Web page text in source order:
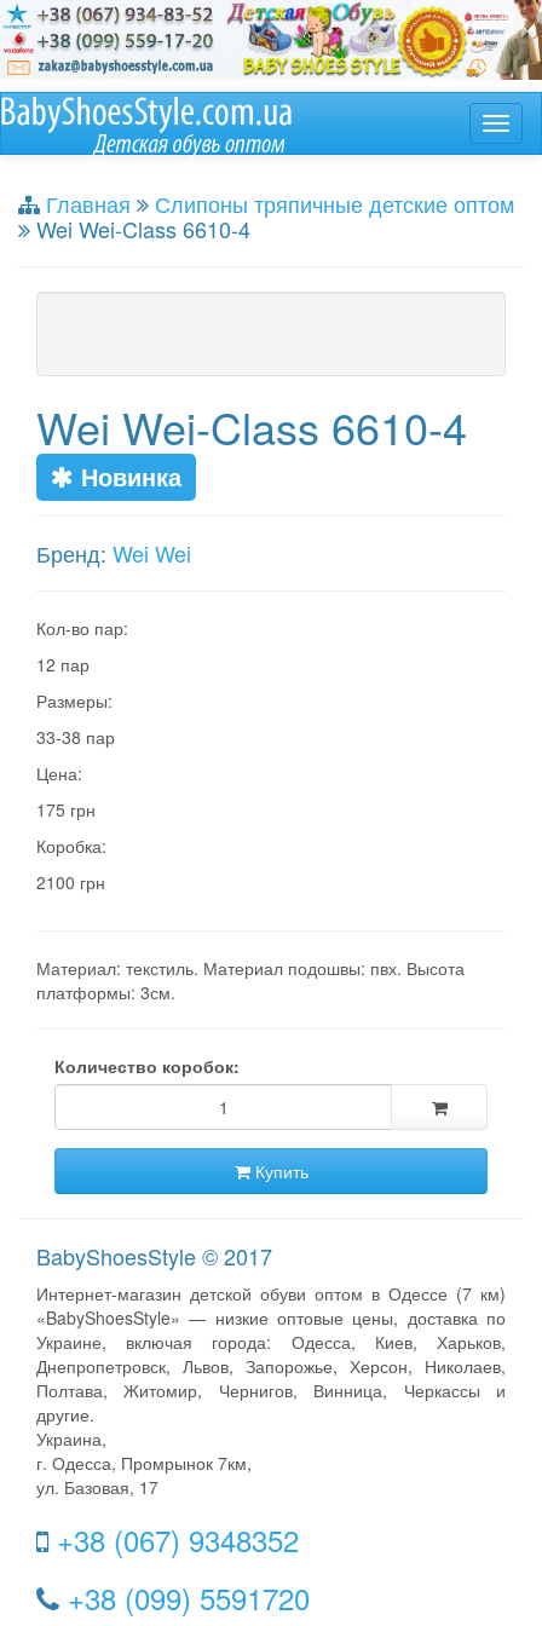
Главная
Слипоны тряпичные детские оптом
Wei Wei-Class 6610-4
Wei Wei-Class 6610-4
Новинка
Бренд: Wei Wei
Кол-во пар:
12 пар
Размеры:
33-38 пар
Цена:
175 грн
Коробка:
2100 грн
Материал: текстиль. Материал подошвы: пвх. Высота
платформы: 3см.
Количество коробок:
Купить
BabyShoesStyle © 2017
Интернет-магазин детской обуви оптом в Одессе (7 км)
«BabyShoesStyle» — низкие оптовые цены, доставка по
Украине, включая города: Одесса, Киев, Харьков,
Днепропетровск, Львов, Запорожье, Херсон, Николаев,
Полтава, Житомир, Чернигов, Винница, Черкассы и
другие.
Украина,
г. Одесса, Промрынок 7км,
ул. Базовая, 17
+38 (067) 9348352
+38 (099) 5591720